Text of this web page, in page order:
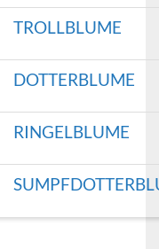
TROLLBLUME
DOTTERBLUME
RINGELBLUME